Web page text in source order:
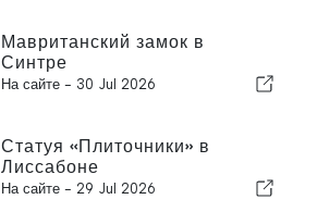
Мавританский замок в
Синтре
На сайте - 30 Jul 2026
Статуя «Плиточники» в
Лиссабоне
На сайте - 29 Jul 2026